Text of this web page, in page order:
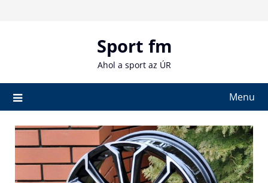
Sport fm
Ahol a sport az ÚR
Menu